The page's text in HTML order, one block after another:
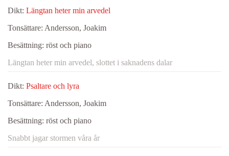
Dikt: Längtan heter min arvedel
Tonsättare: Andersson, Joakim
Besättning: röst och piano
Längtan heter min arvedel, slottet i saknadens dalar
Dikt: Psaltare och lyra
Tonsättare: Andersson, Joakim
Besättning: röst och piano
Snabbt jagar stormen våra år